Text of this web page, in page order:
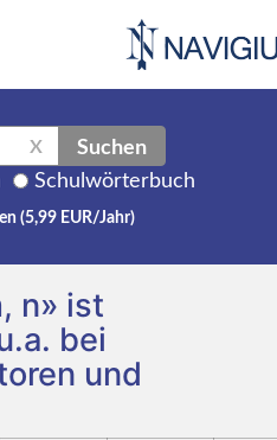
X Suchen
Schulwörterbuch
(5,99 EUR/Jahr)
n» ist
bei
und